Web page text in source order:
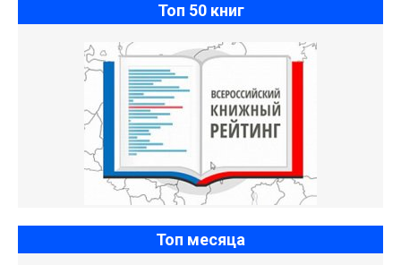
Топ 50 книг
Топ месяца